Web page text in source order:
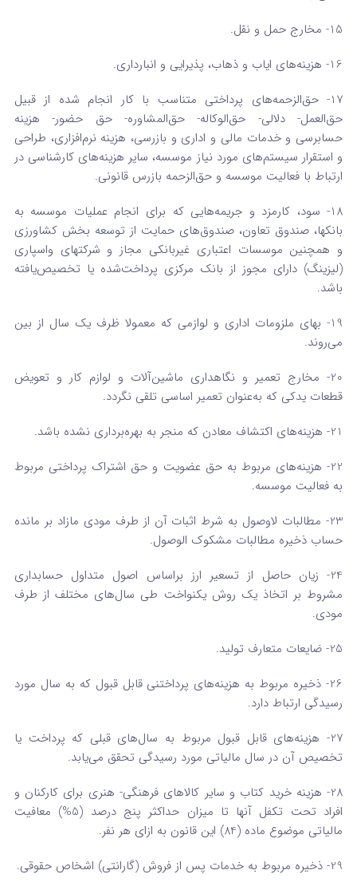
15- مخارج حمل و نقل.
16- هزینه‌های ایاب و ذهاب، پذیرایی و انبارداری.
17- حق‌الزحمه‌های پرداختی متناسب با کار انجام شده از قبیل
حق‌العمل- دلالی- حق‌الوکاله- حق‌المشاوره- حق حضور- هزینه
حسابرسی ‌و خدمات مالی و اداری و بازرسی، هزینه نرم‌افزاری، طراحی
و استقرار سیستم‌های مورد نیاز موسسه، سایر هزینه‌های کارشناسی در
ارتباط با فعالیت موسسه و‌ حق‌الزحمه بازرس قانونی.
18- سود، کارمزد و جریمه‌هایی که برای انجام عملیات موسسه به
بانکها، صندوق تعاون، صندوق‌های حمایت از توسعه بخش کشاورزی
و همچنین موسسات اعتباری غیربانکی مجاز و شرکتهای واسپاری
(لیزینگ) دارای مجوز از بانک مرکزی پرداخت‌شده یا تخصیص‌یافته
باشد.
19- بهای ملزومات اداری و لوازمی که معمولا ظرف یک سال از بین
می‌روند.
20- مخارج تعمیر و نگاهداری ماشین‌آلات و لوازم کار و تعویض
قطعات یدکی که به‌عنوان تعمیر اساسی تلقی نگردد.
21- هزینه‌های اکتشاف معادن که منجر به بهره‌برداری نشده باشد.
22- هزینه‌های مربوط به حق عضویت و حق اشتراک پرداختی مربوط
به فعالیت موسسه.
23- مطالبات لاوصول به شرط اثبات آن از طرف مودی مازاد بر مانده
حساب ذخیره مطالبات مشکوک‌ الوصول.
24- زیان حاصل از تسعیر ارز براساس اصول متداول حسابداری
مشروط بر اتخاذ یک روش یکنواخت طی سال‌های مختلف از طرف
مودی.
25- ضایعات متعارف تولید.
26- ذخیره مربوط به هزینه‌های پرداختنی قابل قبول که به سال مورد
رسیدگی ارتباط دارد.
27- هزینه‌های قابل قبول مربوط به سال‌های قبلی که پرداخت یا
تخصیص آن در سال مالیاتی مورد رسیدگی تحقق می‌یابد.
28- هزینه خرید کتاب و سایر کالاهای فرهنگی- هنری برای کارکنان و
افراد تحت تکفل آنها تا میزان حداکثر پنج درصد (5%) معافیت
مالیاتی موضوع ماده ‌(84) این قانون به ازای هر نفر.
29- ذخیره مربوط به خدمات پس از فروش (گارانتی) اشخاص حقوقی.